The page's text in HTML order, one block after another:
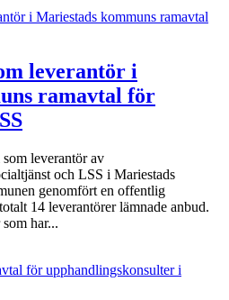
leverantör i
ramavtal för
leverantör av
och LSS i Mariestads
genomfört en offentlig
14 leverantörer lämnade anbud.
har...